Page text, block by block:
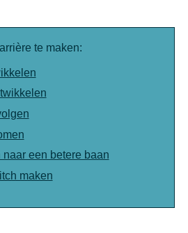
te maken:
een betere baan
maken